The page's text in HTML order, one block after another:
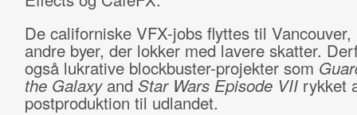
De californiske VFX-jobs flyttes til Vancouver,
andre byer, der lokker med lavere skatter.
også lukrative blockbuster-projekter som
the Galaxyand Star Wars Episode VIIrykket
postproduktion til udlandet.